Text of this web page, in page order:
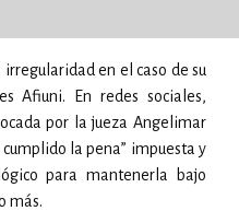
en el caso de su
Afiuni. En redes sociales,
por la jueza Angelimar
la pena” impuesta y
para mantenerla bajo
más.